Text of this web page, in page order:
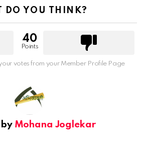
DO YOU THINK?
40
Points
votes from your Member Profile Page
Mohana Joglekar